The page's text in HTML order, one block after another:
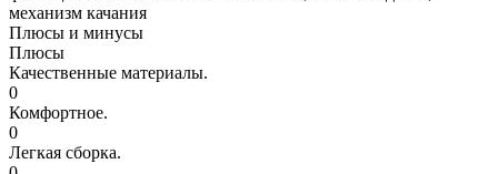
механизм качания
Плюсы и минусы
Плюсы
Качественные материалы.
0
Комфортное.
0
Легкая сборка.